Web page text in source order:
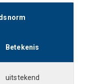
Betekenis
uitstekend